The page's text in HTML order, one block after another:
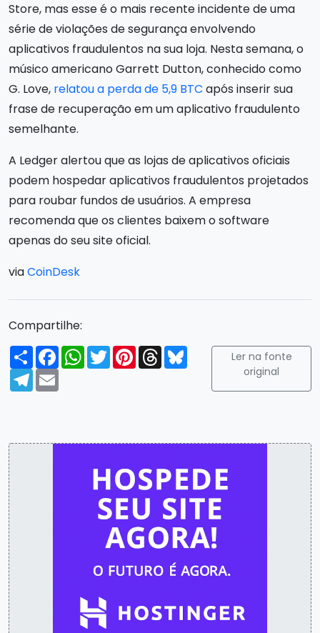
Store, mas esse é o mais recente incidente de uma
série de violações de segurança envolvendo
aplicativos fraudulentos na sua loja. Nesta semana, o
músico americano Garrett Dutton, conhecido como
G. Love, relatou a perda de 5,9 BTC após inserir sua
frase de recuperação em um aplicativo fraudulento
semelhante.
A Ledger alertou que as lojas de aplicativos oficiais
podem hospedar aplicativos fraudulentos projetados
para roubar fundos de usuários. A empresa
recomenda que os clientes baixem o software
apenas do seu site oficial.
viaCoinDesk
Compartilhe:
Compartilhar
FacebookWhatsApp
TwitterPinterest
ThreadsBluesky
Telegram
Email
Ler na fonte
original